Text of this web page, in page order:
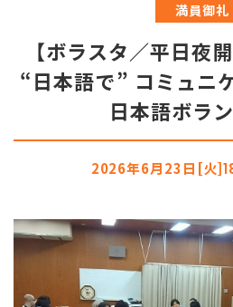
満員御礼
【ボラスタ／平日夜
“日本語で” コミュ
日本語ボラ
2026年6月23日[火]